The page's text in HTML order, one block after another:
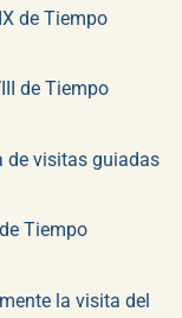
de Tiempo
de Tiempo
de visitas guiadas
Tiempo
la visita del